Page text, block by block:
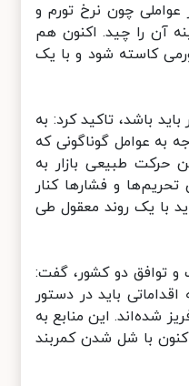
چون نرخ تورم و
زمینه آن را چید. اکنون هم
کاسته شود و با یک
باشد، تاکید کرد: به
قیمت با توجه به عوامل گوناگونی که
طبیعی بازار به
و فشارها کنار
با یک روند معقول طی
توافق دو کشور، گفت:
باید در دستور
شده‌اند. این منابع به
با شل شدن کمربند